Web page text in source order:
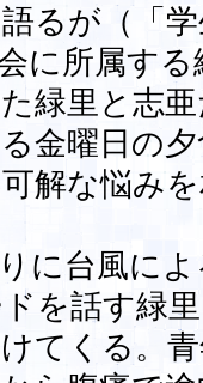
るが（「
に所属する
緑里と志
金曜日の
解な悩み
に台風によ
を話す緑
てくる。